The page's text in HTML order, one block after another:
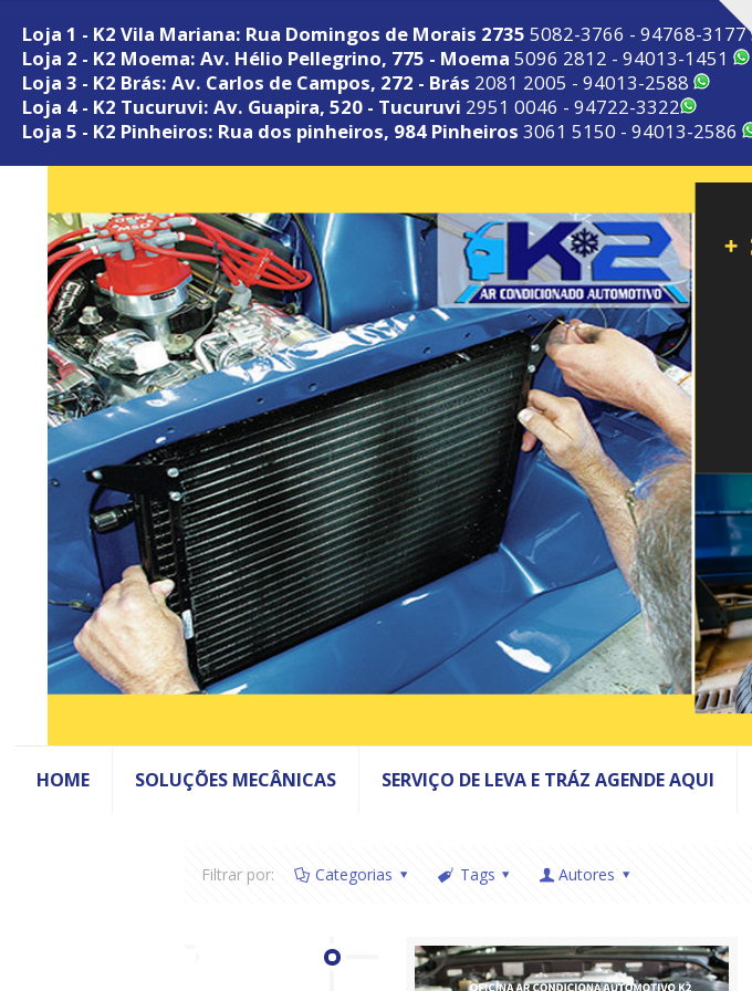
Loja 1 - K2 Vila Mariana: Rua Domingos de Morais 2735 5082-3766 - 94768-3177
Loja 2 - K2 Moema: Av. Hélio Pellegrino, 775 - Moema 5096 2812 - 94013-1451
Loja 3 - K2 Brás: Av. Carlos de Campos, 272 - Brás 2081 2005 - 94013-2588
Loja 4 - K2 Tucuruvi: Av. Guapira, 520 - Tucuruvi 2951 0046 - 94722-3322
Loja 5 - K2 Pinheiros: Rua dos pinheiros, 984 Pinheiros 3061 5150 - 94013-2586
HOME SOLUÇÕES MECÂNICAS SERVIÇO DE LEVA E TRÁZ AGENDE AQUI
Filtrar por: Categorias Tags Autores